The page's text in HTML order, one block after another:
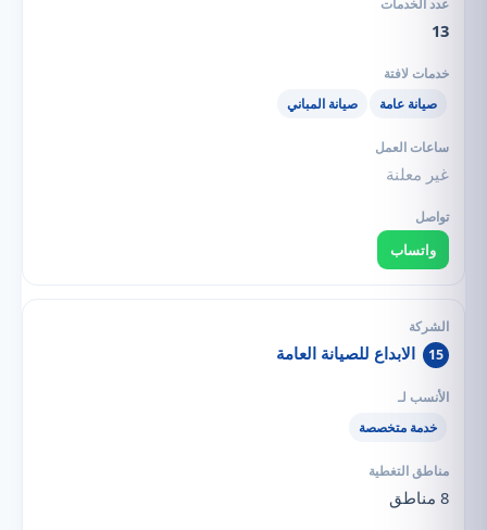
13
صيانة عامة صيانة المباني
غير معلنة
واتساب
15 الابداع للصيانة العامة
خدمة متخصصة
8 مناطق